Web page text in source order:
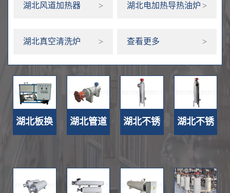
湖北风道加热器 湖北电加热导热油炉
湖北真空清洗炉 查看更多
湖北板换 湖北管道
式电加热
湖北不锈 湖北不锈
热器定